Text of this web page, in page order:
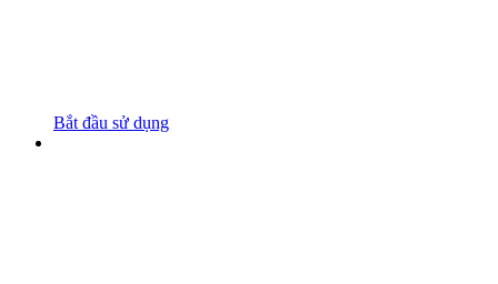
Bắt đầu sử dụng